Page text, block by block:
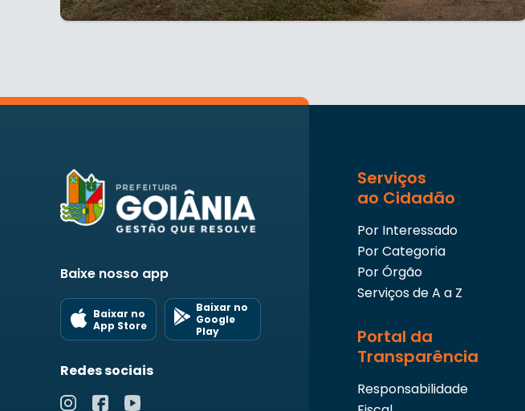
Baixe nosso app
Baixar no
App Store
Baixar no
Google
Play
Redes sociais
Serviços
ao Cidadão
Por Interessado
Por Categoria
Por Órgão
Serviços de A a Z
Portal da
Transparência
Responsabilidade